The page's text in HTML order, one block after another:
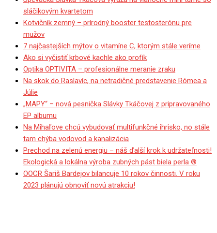
sláčikovým kvartetom
Kotvičník zemný – prírodný booster testosterónu pre
mužov
7 najčastejších mýtov o vitamíne C, ktorým stále veríme
Ako si vyčistiť krbové kachle ako profík
Optika OPTIVITA – profesionálne meranie zraku
Na skok do Raslavíc, na netradičné predstavenie Rómea a
Júlie
„MAPY“ – nová pesnička Slávky Tkáčovej z pripravovaného
EP albumu
Na Mihaľove chcú vybudovať multifunkčné ihrisko, no stále
tam chýba vodovod a kanalizácia
Prechod na zelenú energiu – náš ďalší krok k udržateľnosti!
Ekologická a lokálna výroba zubných pást biela perla ®
OOCR Šariš Bardejov bilancuje 10 rokov činnosti. V roku
2023 plánujú obnoviť novú atrakciu!